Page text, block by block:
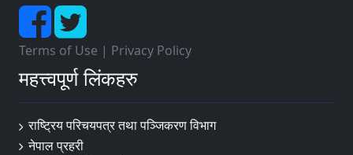
Terms of Use | Privacy Policy
महत्त्वपूर्ण लिंकहरु
राष्ट्रिय परिचयपत्र तथा पञ्‍जिकरण विभाग
नेपाल प्रहरी